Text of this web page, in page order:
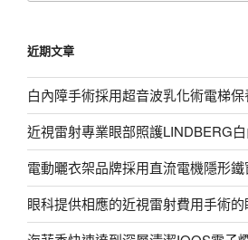
字:
近期文章
白內障手術採用超音波乳化術電梯保
近視雷射專業眼部照護LINDBERG
電動曬衣架品牌採用直流電機隱形
眼科提供相應的近視雷射費用手術